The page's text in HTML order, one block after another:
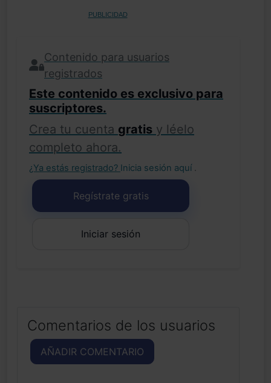
PUBLICIDAD
Contenido para usuarios
registrados
Este contenido es exclusivo para
suscriptores.
Crea tu cuenta gratis y léelo
completo ahora.
¿Ya estás registrado? Inicia sesión aquí .
Regístrate gratis
Iniciar sesión
Comentarios de los usuarios
AÑADIR COMENTARIO